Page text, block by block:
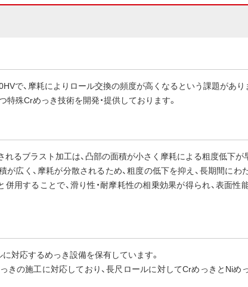
で、摩耗によりロール交換の頻度が高くなるという課題があり
特殊Crめっき技術を開発・提供しております。
るブラスト加工は、凸部の面積が小さく摩耗による粗度低下が
広く、摩耗が分散されるため、粗度の低下を抑え、長期間にわ
用することで、滑り性・耐摩耗性の相乗効果が得られ、表面性
対応するめっき設備を保有しています。
きの施工に対応しており、長尺ロールに対してCrめっきとNiめ